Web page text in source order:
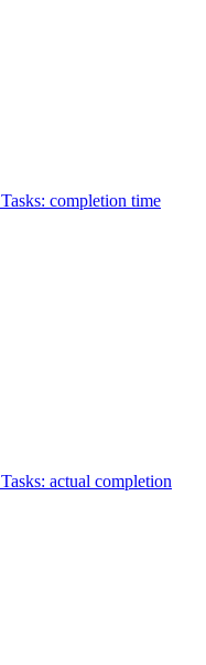
Tasks: completion time
Tasks: actual completion